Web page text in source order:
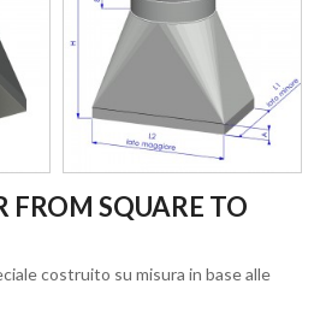
FROM SQUARE TO
costruito su misura in base alle